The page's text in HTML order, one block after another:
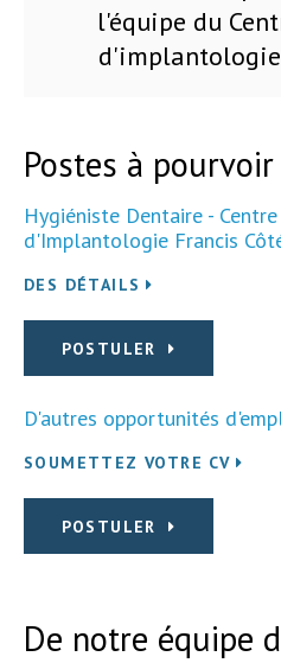
l'équipe du
Postes à pourvoir
Hygiéniste Dentaire -
d'Implantologie Francis
DES DÉTAILS
POSTULER
D'autres opportunités
SOUMETTEZ VOTRE CV
POSTULER
De notre équipe